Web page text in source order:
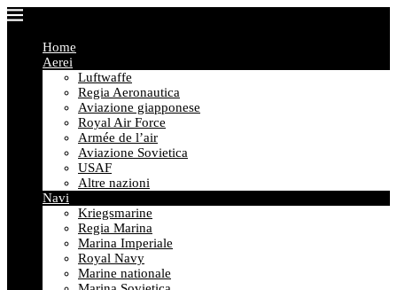
Home
Aerei
Luftwaffe
Regia Aeronautica
Aviazione giapponese
Royal Air Force
Armée de l’air
Aviazione Sovietica
USAF
Altre nazioni
Navi
Kriegsmarine
Regia Marina
Marina Imperiale
Royal Navy
Marine nationale